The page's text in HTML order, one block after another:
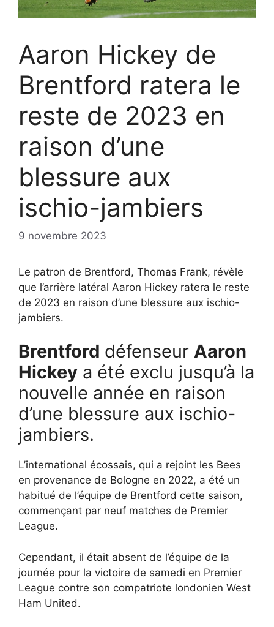
Aaron Hickey de
Brentford ratera le
reste de 2023 en
raison d’une
blessure aux
ischio-jambiers
9 novembre 2023
Le patron de Brentford, Thomas Frank, révèle
que l’arrière latéral Aaron Hickey ratera le reste
de 2023 en raison d’une blessure aux ischio-
jambiers.
Brentford défenseur Aaron
Hickey a été exclu jusqu’à la
nouvelle année en raison
d’une blessure aux ischio-
jambiers.
L’international écossais, qui a rejoint les Bees
en provenance de Bologne en 2022, a été un
habitué de l’équipe de Brentford cette saison,
commençant par neuf matches de Premier
League.
Cependant, il était absent de l’équipe de la
journée pour la victoire de samedi en Premier
League contre son compatriote londonien West
Ham United.